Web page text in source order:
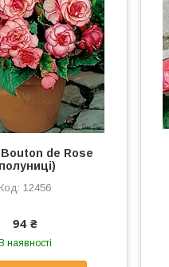
Bouton de Rose
12456
94 ₴
В наявності